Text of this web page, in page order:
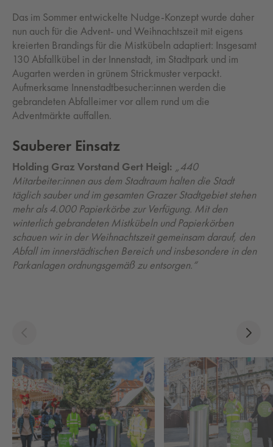
Das im Sommer entwickelte Nudge-Konzept wurde daher
nun auch für die Advent- und Weihnachtszeit mit eigens
kreierten Brandings für die Mistkübeln adaptiert: Insgesamt
130 Abfallkübel in der Innenstadt, im Stadtpark und im
Augarten werden in grünem Strickmuster verpackt.
Aufmerksame Innenstadtbesucher:innen werden die
gebrandeten Abfalleimer vor allem rund um die
Adventmärkte auffallen.
Sauberer Einsatz
Holding Graz Vorstand Gert Heigl: „440
Mitarbeiter:innen aus dem Stadtraum halten die Stadt
täglich sauber und im gesamten Grazer Stadtgebiet stehen
mehr als 4.000 Papierkörbe zur Verfügung. Mit den
winterlich gebrandeten Mistkübeln und Papierkörben
schauen wir in der Weihnachtszeit gemeinsam darauf, den
Abfall im innerstädtischen Bereich und insbesondere in den
Parkanlagen ordnungsgemäß zu entsorgen.“